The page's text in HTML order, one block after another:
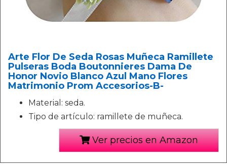
Arte Flor De Seda Rosas Muñeca Ramillete
Pulseras Boda Boutonnieres Dama De
Honor Novio Blanco Azul Mano Flores
Matrimonio Prom Accesorios-B-
Material: seda.
Tipo de artículo: ramillete de muñeca.
Ver precios en Amazon